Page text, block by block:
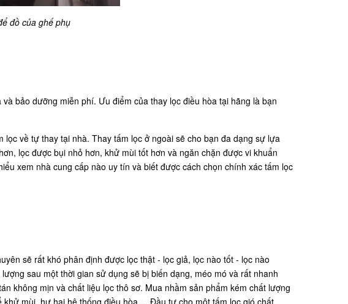
đồ của ghế phụ
bảo dưỡng miễn phí. Ưu điểm của thay lọc điều hòa tại hãng là bạn
về tự thay tại nhà. Thay tấm lọc ở ngoài sẽ cho bạn đa dạng sự lựa
lọc được bụi nhỏ hơn, khử mùi tốt hơn và ngăn chặn được vi khuẩn
xem nhà cung cấp nào uy tín và biết được cách chọn chính xác tấm lọc
sẽ rất khó phân định được lọc thật - lọc giả, lọc nào tốt - lọc nào
sau một thời gian sử dụng sẽ bị biến dạng, méo mó và rất nhanh
không mịn và chất liệu lọc thô sơ. Mua nhầm sản phẩm kém chất lượng
mùi, hư hại hệ thống điều hòa,... Đầu tư cho một tấm lọc gió chất